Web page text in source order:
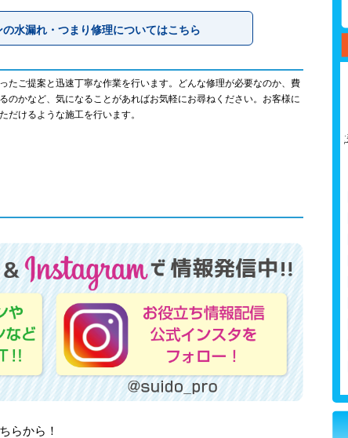
水漏れ・つまり修理についてはこちら
たご提案と迅速丁寧な作業を行います。どんな修理が必要なのか、費
のかなど、気になることがあればお気軽にお尋ねください。お客様に
だけるような施工を行います。
らから！